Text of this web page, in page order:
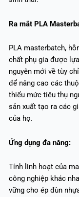
Ra mắt PLA
PLA masterbatch,
chất phụ gia được
nguyên mới về tùy
để nâng cao các
thiểu mức tiêu thụ
sản xuất tạo ra các
của họ.
Ứng dụng đa năng:
Tính linh hoạt của
công nghiệp khác
vững cho ép đùn